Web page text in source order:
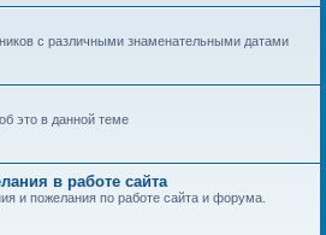
с различными знаменательными датами
это в данной теме
в работе сайта
и пожелания по работе сайта и форума.